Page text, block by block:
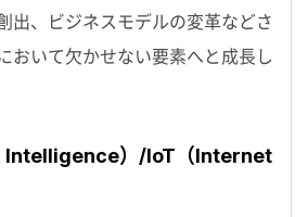
出、ビジネスモデルの変革などさ
おいて欠かせない要素へと成長し
）/IoT（Internet